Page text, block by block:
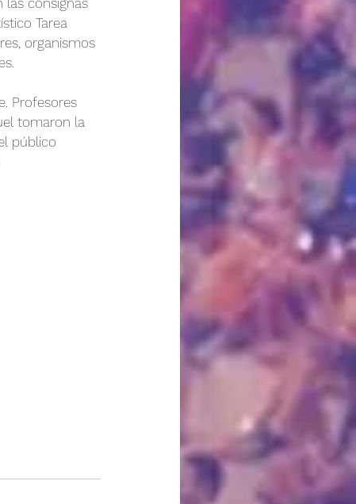
las consignas
Tarea
organismos
Profesores
tomaron la
público